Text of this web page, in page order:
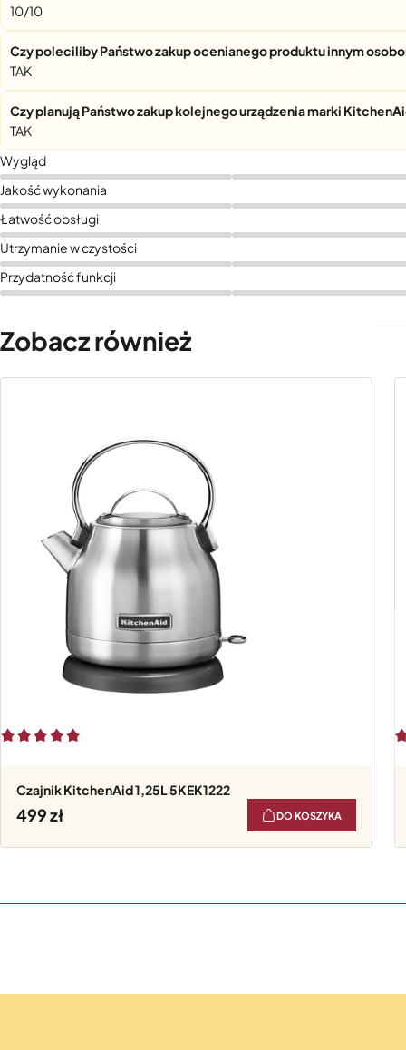
Wygląd
Jakość wykonania
Łatwość obsługi
Utrzymanie w czystości
Przydatność funkcji
10/10
Czy poleciliby Państwo zakup ocenianego produktu innym
TAK
Czy planują Państwo zakup kolejnego urządzenia marki
TAK
Zobacz również
Czajnik KitchenAid 1,25L 5KEK1222
499 DO KOSZYKA